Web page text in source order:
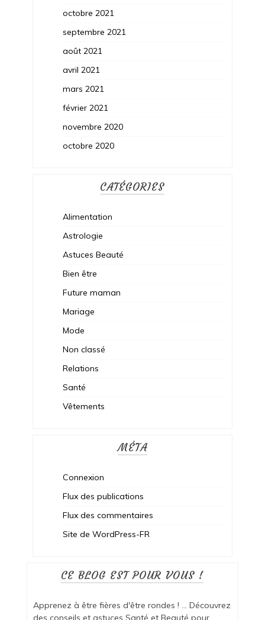
octobre 2021
septembre 2021
août 2021
avril 2021
mars 2021
février 2021
novembre 2020
octobre 2020
CATÉGORIES
Alimentation
Astrologie
Astuces Beauté
Bien être
Future maman
Mariage
Mode
Non classé
Relations
Santé
Vêtements
MÉTA
Connexion
Flux des publications
Flux des commentaires
Site de WordPress-FR
CE BLOG EST POUR VOUS !
Apprenez à être fières d'être rondes ! ... Découvrez
des conseils et astuces Santé et Beauté pour